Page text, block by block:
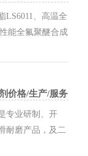
LS6011、高温全
能全氟聚醚合成
使用高温，优越
脂不变色，蒸...
价格/生产/服务
专业研制、开
耐磨产品，及二